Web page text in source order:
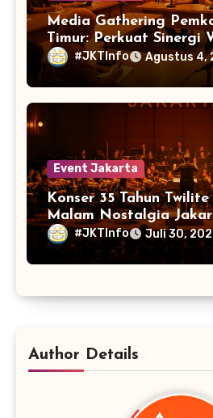
Media Gathering
Timur: Perkuat Sinergi
Jurnalis#JKTInfo Agustus 4,
Event Jakarta
Konser 35 Tahun
Malam Nostalgia
#JKTInfo Juli 30,
Author Details